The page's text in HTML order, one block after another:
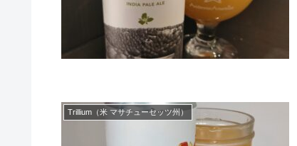
Trillium（米 マサチューセッツ州）